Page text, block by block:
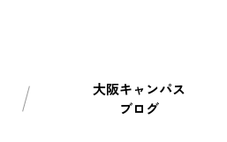
大阪キャンパス
ブログ